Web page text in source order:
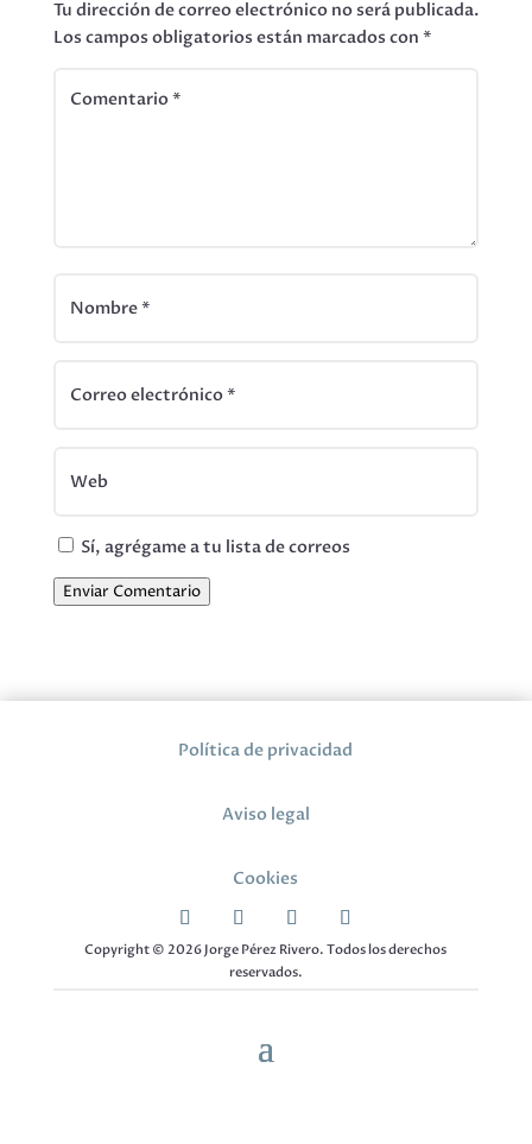
Tu dirección de correo electrónico no será publicada.
Los campos obligatorios están marcados con *
Sí, agrégame a tu lista de correos
Enviar Comentario
Política de privacidad
Aviso legal
Cookies
Copyright © 2026 Jorge Pérez Rivero. Todos los derechos
reservados.